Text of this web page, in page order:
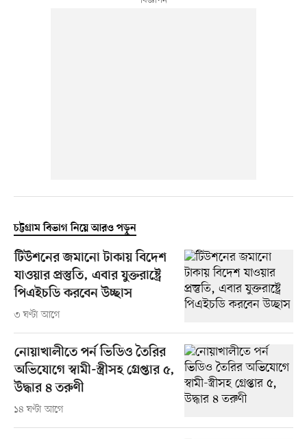
চট্টগ্রাম বিভাগ নিয়ে আরও পড়ুন
টিউশনের জমানো টাকায় বিদেশ
যাওয়ার প্রস্তুতি, এবার যুক্তরাষ্ট্রে
পিএইচডি করবেন উচ্ছাস
৩ ঘণ্টা আগে
নোয়াখালীতে পর্ন ভিডিও তৈরির
অভিযোগে স্বামী-স্ত্রীসহ গ্রেপ্তার ৫,
উদ্ধার ৪ তরুণী
১৪ ঘণ্টা আগে